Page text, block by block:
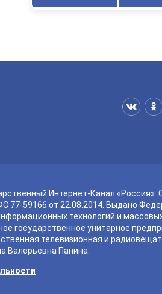
Интернет-Канал «Россия».
77-59166 от 22.08.2014. Выдано
технологий и
государственное унитарное
телевизионная и
Валерьевна Панина.